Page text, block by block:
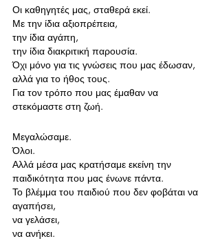
Οι καθηγητές μας, σταθερά εκεί.
Με την ίδια αξιοπρέπεια,
την ίδια αγάπη,
την ίδια διακριτική παρουσία.
Όχι μόνο για τις γνώσεις που μας έδωσαν,
αλλά για το ήθος τους.
Για τον τρόπο που μας έμαθαν να
στεκόμαστε στη ζωή.
Μεγαλώσαμε.
Όλοι.
Αλλά μέσα μας κρατήσαμε εκείνη την
παιδικότητα που μας ένωνε πάντα.
Το βλέμμα του παιδιού που δεν φοβάται να
αγαπήσει,
να γελάσει,
να ανήκει.